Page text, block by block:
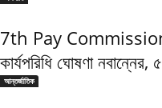
7th Pay
কার্যপরিধি ঘোষণা
আন্তর্জাতিক